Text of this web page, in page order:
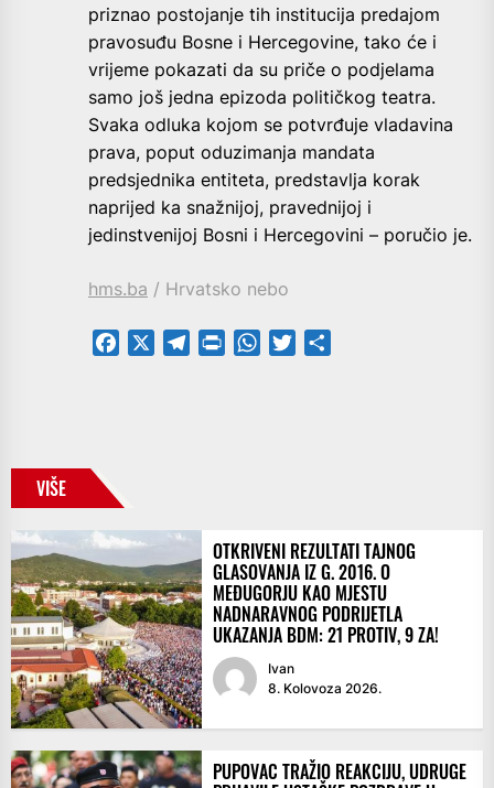
priznao postojanje tih institucija predajom
pravosuđu Bosne i Hercegovine, tako će i
vrijeme pokazati da su priče o podjelama
samo još jedna epizoda političkog teatra.
Svaka odluka kojom se potvrđuje vladavina
prava, poput oduzimanja mandata
predsjednika entiteta, predstavlja korak
naprijed ka snažnijoj, pravednijoj i
jedinstvenijoj Bosni i Hercegovini – poručio je.
hms.ba / Hrvatsko nebo
Facebook TelegramPrintFriendly
WhatsApp
Twitter
VIŠE
OTKRIVENI REZULTATI TAJNOG
GLASOVANJA IZ G. 2016. O
MEĐUGORJU KAO MJESTU
NADNARAVNOG PODRIJETLA
UKAZANJA BDM: 21 PROTIV, 9 ZA!
Ivan
8. Kolovoza 2026.
PUPOVAC TRAŽIO REAKCIJU, UDRUGE